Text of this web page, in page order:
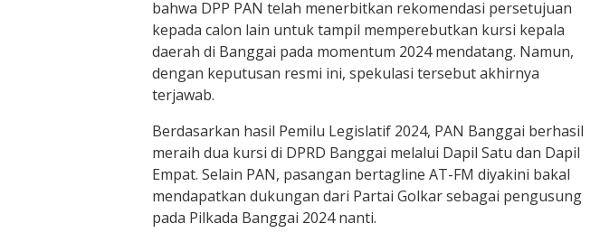
bahwa DPP PAN telah menerbitkan rekomendasi persetujuan
kepada calon lain untuk tampil memperebutkan kursi kepala
daerah di Banggai pada momentum 2024 mendatang. Namun,
dengan keputusan resmi ini, spekulasi tersebut akhirnya
terjawab.
Berdasarkan hasil Pemilu Legislatif 2024, PAN Banggai berhasil
meraih dua kursi di DPRD Banggai melalui Dapil Satu dan Dapil
Empat. Selain PAN, pasangan bertagline AT-FM diyakini bakal
mendapatkan dukungan dari Partai Golkar sebagai pengusung
pada Pilkada Banggai 2024 nanti.